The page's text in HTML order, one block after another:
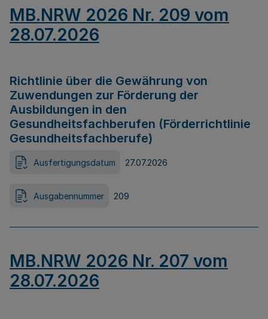
MB.NRW 2026 Nr. 209 vom
28.07.2026
Richtlinie über die Gewährung von
Zuwendungen zur Förderung der
Ausbildungen in den
Gesundheitsfachberufen (Förderrichtlinie
Gesundheitsfachberufe)
Ausfertigungsdatum 27.07.2026
Ausgabennummer 209
MB.NRW 2026 Nr. 207 vom
28.07.2026